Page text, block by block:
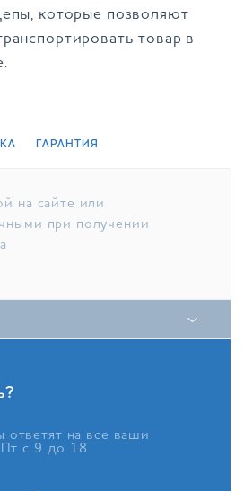
которые позволяют
товар в
ГАРАНТИЯ
на сайте или
при получении
на все ваши
с 9 до 18